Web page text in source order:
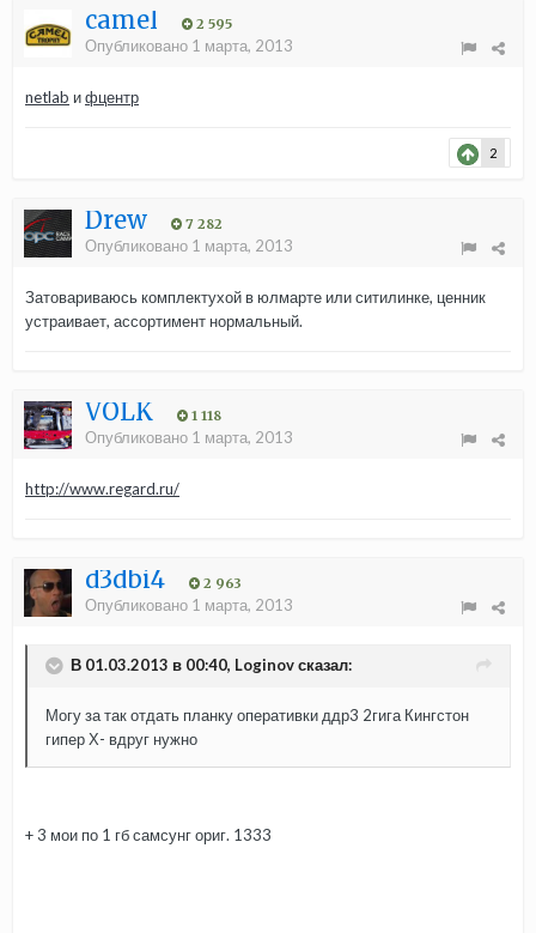
camel 2 595
Опубликовано 1 марта, 2013
netlab ифцентр
2
Drew 7 282
Опубликовано 1 марта, 2013
Затовариваюсь комплектухой в юлмарте или ситилинке, ценник
устраивает, ассортимент нормальный.
VOLK 1 118
Опубликовано 1 марта, 2013
http://www.regard.ru/
d3dbi4 2 963
Опубликовано 1 марта, 2013
В 01.03.2013 в 00:40, Loginov сказал:
Могу за так отдать планку оперативки ддр3 2гига Кингстон
гипер Х- вдруг нужно
+ 3 мои по 1 гб самсунг ориг. 1333